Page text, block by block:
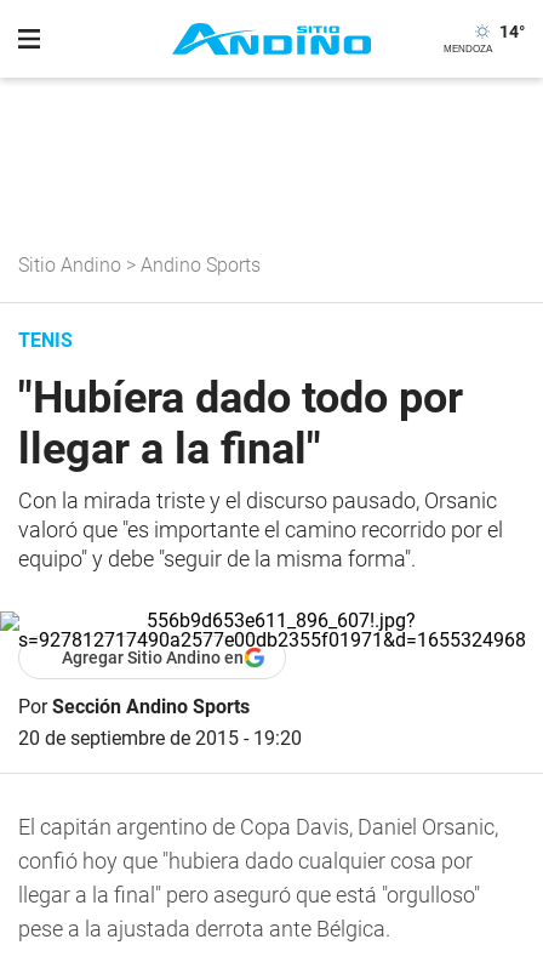
14°
Sitio Andino > Andino Sports
TENIS
"Hubíera dado todo por
llegar a la final"
Con la mirada triste y el discurso pausado, Orsanic
valoró que "es importante el camino recorrido por el
equipo" y debe "seguir de la misma forma".
Agregar Sitio Andino en
PorSección Andino Sports
20 de septiembre de 2015 - 19:20
El capitán argentino de Copa Davis, Daniel Orsanic,
confió hoy que "hubiera dado cualquier cosa por
llegar a la final" pero aseguró que está "orgulloso"
pese a la ajustada derrota ante Bélgica.